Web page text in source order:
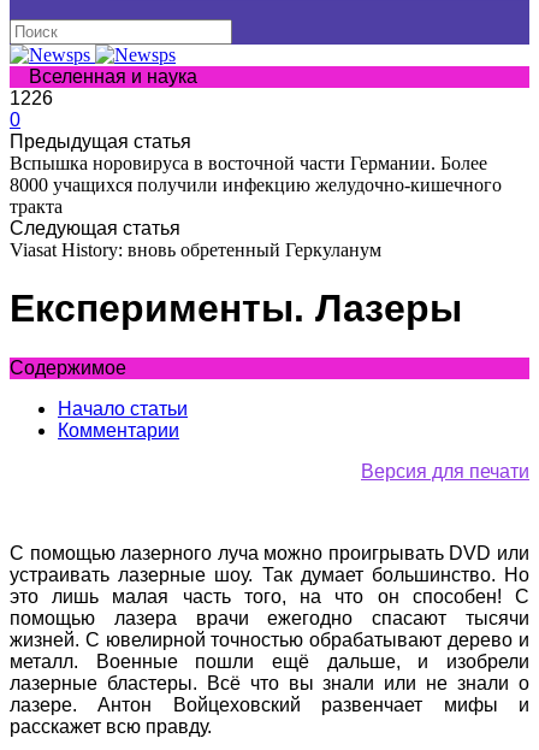
Вселенная и наука
1226
0
Предыдущая статья
Вспышка норовируса в восточной части Германии. Более
8000 учащихся получили инфекцию желудочно-кишечного
тракта
Следующая статья
Viasat History: вновь обретенный Геркуланум
Експерименты. Лазеры
Содержимое
Начало статьи
Комментарии
Версия для печати
С помощью лазерного луча можно проигрывать DVD или
устраивать лазерные шоу. Так думает большинство. Но
это лишь малая часть того, на что он способен! С
помощью лазера врачи ежегодно спасают тысячи
жизней. С ювелирной точностью обрабатывают дерево и
металл. Военные пошли ещё дальше, и изобрели
лазерные бластеры. Всё что вы знали или не знали о
лазере. Антон Войцеховский развенчает мифы и
расскажет всю правду.